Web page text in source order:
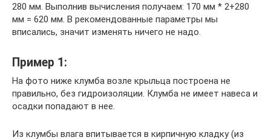
280 мм. Выполнив вычисления получаем: 170 мм * 2+280
мм = 620 мм. В рекомендованные параметры мы
вписались, значит изменять ничего не надо.
Пример 1:
На фото ниже клумба возле крыльца построена не
правильно, без гидроизоляции. Клумба не имеет навеса и
осадки попадают в нее.
Из клумбы влага впитывается в кирпичную кладку (из